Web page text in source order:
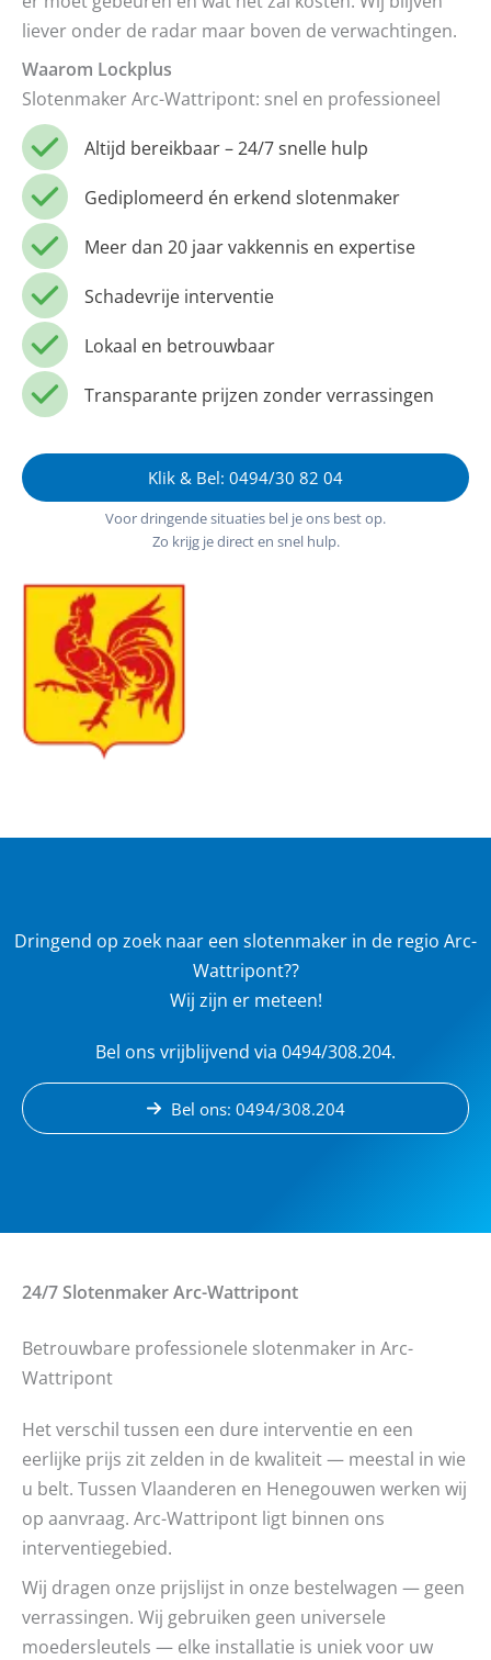
liever onder de radar maar boven de verwachtingen.
Waarom Lockplus
Slotenmaker Arc-Wattripont: snel en professioneel
Altijd bereikbaar – 24/7 snelle hulp
Gediplomeerd én erkend slotenmaker
Meer dan 20 jaar vakkennis en expertise
Schadevrije interventie
Lokaal en betrouwbaar
Transparante prijzen zonder verrassingen
Klik & Bel: 0494/30 82 04
Voor dringende situaties bel je ons best op.
Zo krijg je direct en snel hulp.
Dringend op zoek naar een slotenmaker in de regio Arc-
Wattripont??
Wij zijn er meteen!
Bel ons vrijblijvend via 0494/308.204.
Bel ons: 0494/308.204
24/7 SlotenmakerArc-Wattripont
Betrouwbare professionele slotenmaker in Arc-
Wattripont
Het verschil tussen een dure interventie en een
eerlijke prijs zit zelden in de kwaliteit — meestal in wie
u belt. Tussen Vlaanderen en Henegouwen werken wij
op aanvraag. Arc-Wattripont ligt binnen ons
interventiegebied.
Wij dragen onze prijslijst in onze bestelwagen — geen
verrassingen. Wij gebruiken geen universele
moedersleutels — elke installatie is uniek voor uw